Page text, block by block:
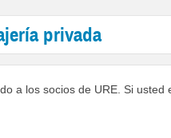
privada
a los socios de URE. Si usted